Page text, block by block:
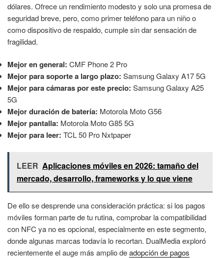
dólares. Ofrece un rendimiento modesto y solo una promesa de
seguridad breve, pero, como primer teléfono para un niño o
como dispositivo de respaldo, cumple sin dar sensación de
fragilidad.
Mejor en general: CMF Phone 2 Pro
Mejor para soporte a largo plazo: Samsung Galaxy A17 5G
Mejor para cámaras por este precio: Samsung Galaxy A25
5G
Mejor duración de batería: Motorola Moto G56
Mejor pantalla: Motorola Moto G85 5G
Mejor para leer: TCL 50 Pro Nxtpaper
LEER Aplicaciones móviles en 2026: tamaño del
mercado, desarrollo, frameworks y lo que viene
De ello se desprende una consideración práctica: si los pagos
móviles forman parte de tu rutina, comprobar la compatibilidad
con NFC ya no es opcional, especialmente en este segmento,
donde algunas marcas todavía lo recortan. DualMedia exploró
recientemente el auge más amplio deadopción de pagos